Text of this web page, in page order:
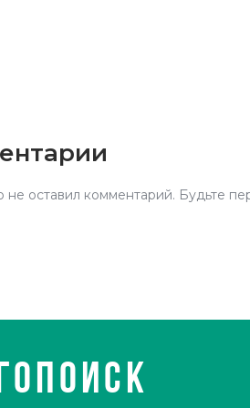
не оставил комментарий. Будьте